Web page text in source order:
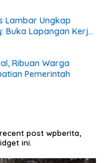
Lambar Ungkap
Buka Lapangan Kerja
Ribuan Warga
Pemerintah
post wpberita,
ini.